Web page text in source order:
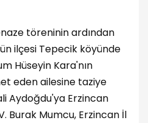
töreninin ardından
ilçesi Tepecik köyünde
Hüseyin Kara'nın
eden ailesine taziye
Aydoğdu'ya Erzincan
Burak Mumcu, Erzincan İl